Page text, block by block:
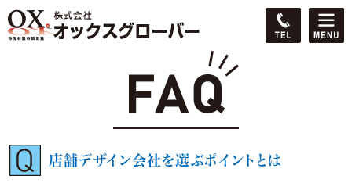
店舗デザイン会社を選ぶポイントとは